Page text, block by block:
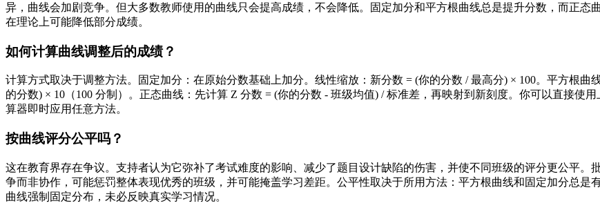
异，曲线会加剧竞争。但大多数教师使用的曲线只会提高成绩，不会降低。固定加分和平方根曲线总是提升分数，而正态
在理论上可能降低部分成绩。
如何计算曲线调整后的成绩？
计算方式取决于调整方法。固定加分：在原始分数基础上加分。线性缩放：新分数 = (你的分数 / 最高分) × 100。平方根曲
的分数) × 10（100 分制）。正态曲线：先计算 Z 分数 = (你的分数 - 班级均值) / 标准差，再映射到新刻度。你可以直接使
算器即时应用任意方法。
按曲线评分公平吗？
这在教育界存在争议。支持者认为它弥补了考试难度的影响、减少了题目设计缺陷的伤害，并使不同班级的评分更公平。
争而非协作，可能惩罚整体表现优秀的班级，并可能掩盖学习差距。公平性取决于所用方法：平方根曲线和固定加分总是
曲线强制固定分布，未必反映真实学习情况。